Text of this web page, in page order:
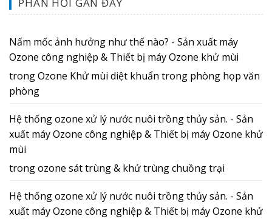
PHẢN HỒI GẦN ĐÂY
Nấm mốc ảnh hưởng như thế nào? - Sản xuất máy
Ozone công nghiệp & Thiết bị máy Ozone khử mùi
trongOzone Khử mùi diệt khuẩn trong phòng họp văn
phòng
Hệ thống ozone xử lý nước nuôi trồng thủy sản. - Sản
xuất máy Ozone công nghiệp & Thiết bị máy Ozone khử
mùi
trongozone sát trùng & khử trùng chuồng trại
Hệ thống ozone xử lý nước nuôi trồng thủy sản. - Sản
xuất máy Ozone công nghiệp & Thiết bị máy Ozone khử